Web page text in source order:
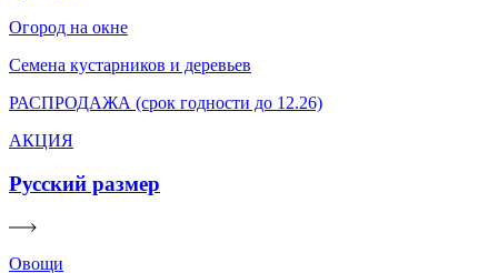
Огород на окне
Семена кустарников и деревьев
РАСПРОДАЖА (срок годности до 12.26)
АКЦИЯ
Русский размер
Овощи